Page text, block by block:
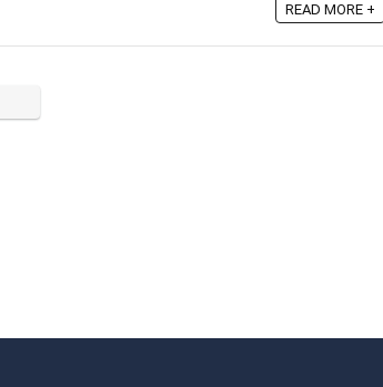
READ MORE +